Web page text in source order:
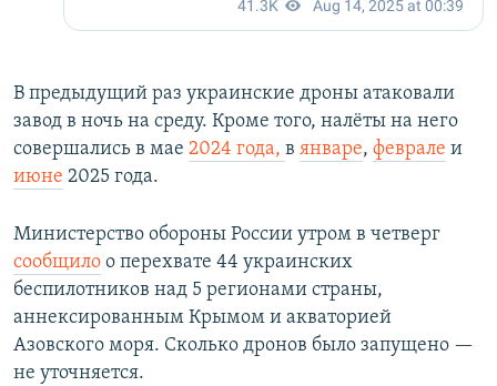
В предыдущий раз украинские дроны атаковали
завод в ночь на среду. Кроме того, налёты на него
совершались в мае 2024 года, в январе, феврале и
июне 2025 года.
Министерство обороны России утром в четверг
сообщило о перехвате 44 украинских
беспилотников над 5 регионами страны,
аннексированным Крымом и акваторией
Азовского моря. Сколько дронов было запущено —
не уточняется.